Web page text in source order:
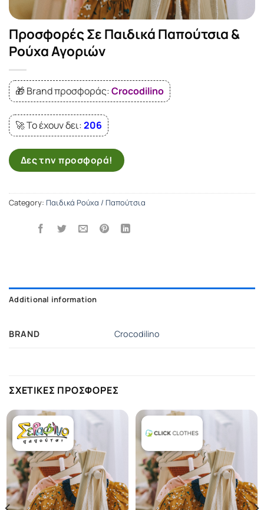
Προσφορές Σε Παιδικά Παπούτσια &
Ρούχα Αγοριών
🎁 Brand προσφοράς:Crocodilino
🚀 Το έχουν δει:206
Δες την προσφορά!
Category: Παιδικά Ρούχα / Παπούτσια
Additional information
BRAND Crocodilino
ΣΧΕΤΙΚΕΣ ΠΡΟΣΦΟΡΕΣ